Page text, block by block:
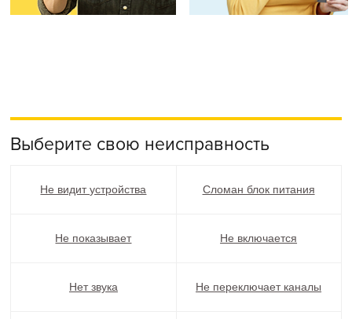
Выберите свою неисправность
Не видит устройства Сломан блок питания
Не показывает Не включается
Нет звука Не переключает каналы